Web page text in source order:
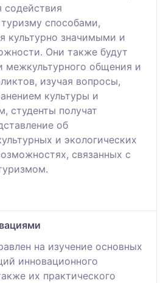
содействия
способами,
культурно значимыми и
Они также будут
межкультурного общения и
изучая вопросы,
культуры и
студенты получат
об
и экологических
связанных с
на изучение основных
инновационного
их практического